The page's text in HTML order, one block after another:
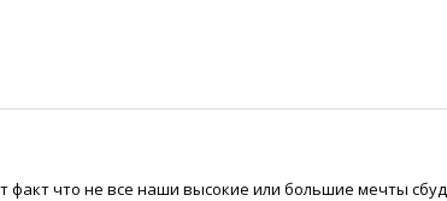
факт что не все наши высокие или большие мечты